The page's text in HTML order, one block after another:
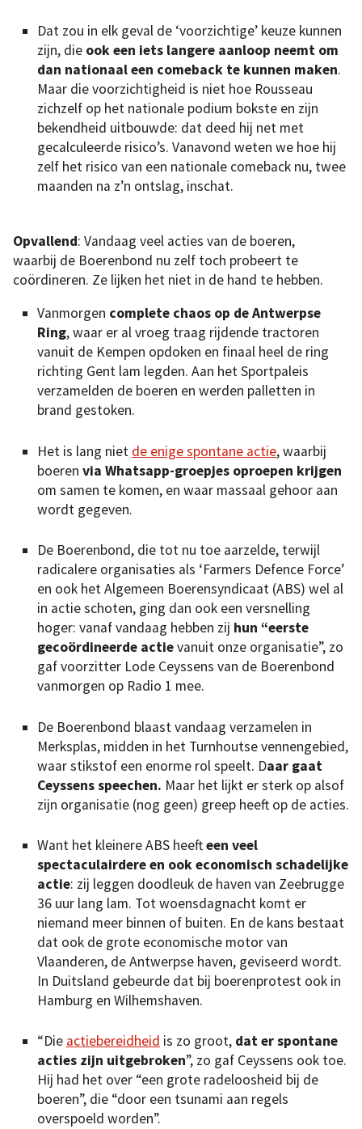
Dat zou in elk geval de ‘voorzichtige’ keuze kunnen
zijn, die ook een iets langere aanloop neemt om
dan nationaal een comeback te kunnen maken.
Maar die voorzichtigheid is niet hoe Rousseau
zichzelf op het nationale podium bokste en zijn
bekendheid uitbouwde: dat deed hij net met
gecalculeerde risico’s. Vanavond weten we hoe hij
zelf het risico van een nationale comeback nu, twee
maanden na z’n ontslag, inschat.
Opvallend: Vandaag veel acties van de boeren,
waarbij de Boerenbond nu zelf toch probeert te
coördineren. Ze lijken het niet in de hand te hebben.
Vanmorgen complete chaos op de Antwerpse
Ring, waar er al vroeg traag rijdende tractoren
vanuit de Kempen opdoken en finaal heel de ring
richting Gent lam legden. Aan het Sportpaleis
verzamelden de boeren en werden palletten in
brand gestoken.
Het is lang niet de enige spontane actie, waarbij
boeren via Whatsapp-groepjes oproepen krijgen
om samen te komen, en waar massaal gehoor aan
wordt gegeven.
De Boerenbond, die tot nu toe aarzelde, terwijl
radicalere organisaties als ‘Farmers Defence Force’
en ook het Algemeen Boerensyndicaat (ABS) wel al
in actie schoten, ging dan ook een versnelling
hoger: vanaf vandaag hebben zij hun “eerste
gecoördineerde actievanuit onze organisatie”, zo
gaf voorzitter Lode Ceyssens van de Boerenbond
vanmorgen op Radio 1 mee.
De Boerenbond blaast vandaag verzamelen in
Merksplas, midden in het Turnhoutse vennengebied,
waar stikstof een enorme rol speelt. Daar gaat
Ceyssens speechen. Maar het lijkt er sterk op alsof
zijn organisatie (nog geen) greep heeft op de acties.
Want het kleinere ABS heefteen veel
spectaculairdere en ook economisch schadelijke
actie: zij leggen doodleuk de haven van Zeebrugge
36 uur lang lam. Tot woensdagnacht komt er
niemand meer binnen of buiten. En de kans bestaat
dat ook de grote economische motor van
Vlaanderen, de Antwerpse haven, geviseerd wordt.
In Duitsland gebeurde dat bij boerenprotest ook in
Hamburg en Wilhemshaven.
“Die actiebereidheid is zo groot, dat er spontane
acties zijn uitgebroken”, zo gaf Ceyssens ook toe.
Hij had het over “een grote radeloosheid bij de
boeren”, die “door een tsunami aan regels
overspoeld worden”.